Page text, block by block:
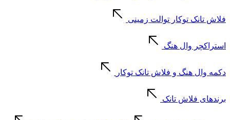
فلاش تانک توکار توالت زمینی
استراکچر وال هنگ
دکمه وال هنگ و فلاش تانک توکار
برندهای فلاش تانک